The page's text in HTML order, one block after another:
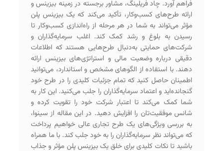
فراهم آورد. چاد فریلینگ، مشاور برجسته در زمینه بیزینس و
ارائه طرح‌های کسب‌وکار، تأکید می‌کند که یک بیزینس پلن
مؤثر می‌تواند به شما در هر مرحله از راه‌اندازی کسب‌وکار تا
رسیدن به بلوغ و رشد کمک کند. اغلب سرمایه‌گذاران و
شرکت‌های حمایتی به‌دنبال طرح‌هایی هستند که اطلاعات
دقیقی درباره وضعیت مالی و استراتژی‌های بیزینس ارائه
دهند. با استفاده از الگوهای مشخص و استاندارد، می‌توانید
اطمینان حاصل کنید که تمام جزئیات کلیدی را در طرح خود
گنجانده‌اید و اعتماد سرمایه‌گذاران را جلب می‌کنید. این کار به
شما کمک می‌کند تا اعتبار شرکت خود را تقویت کرده و
شانس موفقیت‌تان را افزایش دهید. در این مقاله از سینوا،
به بررسی ویژگی‌های یک طرح تجاری عالی خواهیم پرداخت
که می‌تواند نظر سرمایه‌گذاران را به خود جلب کند. با ما همراه
باشید تا نکات کلیدی برای خلق یک بیزینس پلن مؤثر و جذاب